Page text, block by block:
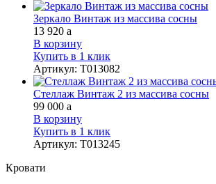
Зеркало Винтаж из массива сосны
13 920 a
В корзину
Купить в 1 клик
Артикул: Т013082
Стеллаж Винтаж 2 из массива сосны
99 000 a
В корзину
Купить в 1 клик
Артикул: Т013245
Кровати